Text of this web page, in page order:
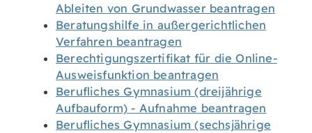
Ableiten von Grundwasser beantragen
Beratungshilfe in außergerichtlichen
Verfahren beantragen
Berechtigungszertifikat für die Online-
Ausweisfunktion beantragen
Berufliches Gymnasium (dreijährige
Aufbauform) - Aufnahme beantragen
Berufliches Gymnasium (sechsjährige